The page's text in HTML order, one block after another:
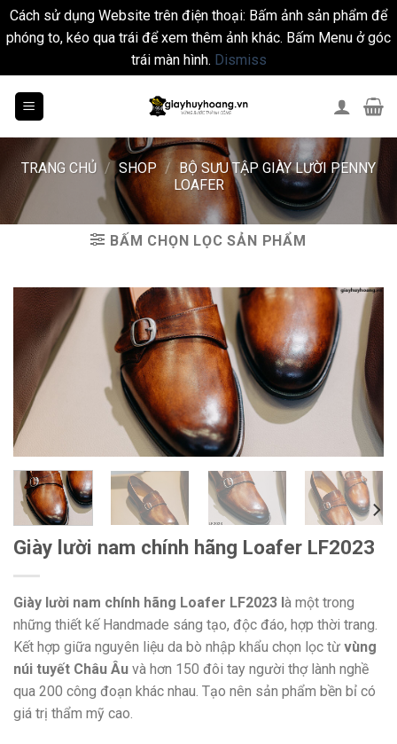
Cách sử dụng Website trên điện thoại: Bấm ảnh sản phẩm để
phóng to, kéo qua trái để xem thêm ảnh khác. Bấm Menu ở góc
trái màn hình. Dismiss
TRANG CHỦ / SHOP / BỘ SƯU TẬP GIÀY LƯỜI PENNY
LOAFER
BẤM CHỌN LỌC SẢN PHẨM
Giày lười nam chính hãng Loafer LF2023
Giày lười nam chính hãng Loafer LF2023 là một trong
những thiết kế Handmade sáng tạo, độc đáo, hợp thời trang.
Kết hợp giữa nguyên liệu da bò nhập khẩu chọn lọc từ vùng
núi tuyết Châu Âu và hơn 150 đôi tay người thợ lành nghề
qua 200 công đoạn khác nhau. Tạo nên sản phẩm bền bỉ có
giá trị thẩm mỹ cao.